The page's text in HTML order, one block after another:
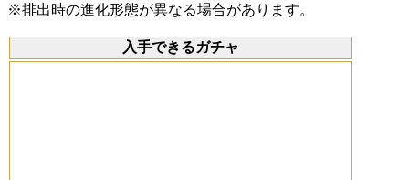
※排出時の進化形態が異なる場合があります。
入手できるガチャ